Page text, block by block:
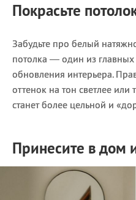
Покрасьте
Забудьте про белый
потолка — один из
обновления интерьера.
оттенок на тон светлее или
станет более цельной и
Принесите в дом